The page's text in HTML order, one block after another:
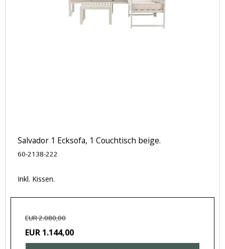
Salvador 1 Ecksofa, 1 Couchtisch beige.
60-2138-222
Inkl. Kissen.
EUR 2.080,00
EUR 1.144,00